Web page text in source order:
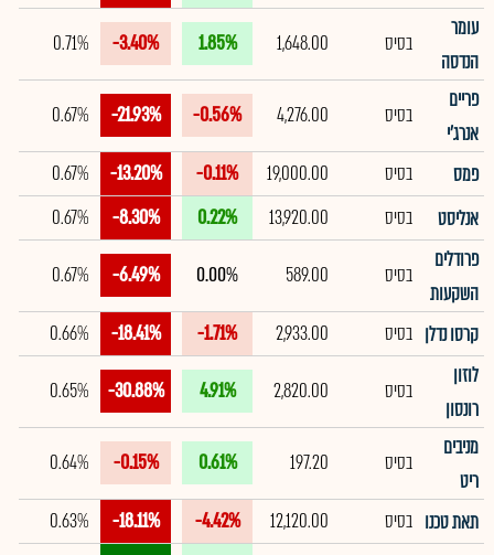
עומר
הנדסה
בסיס 1,648.00
1.85%
-3.40%
0.71%
פריים
אנרג'י
בסיס 4,276.00
-0.56%
-21.93%
0.67%
פמס בסיס 19,000.00
-0.11%
-13.20%
0.67%
אנליסט
בסיס 13,920.00
0.22%
-8.30%
0.67%
פרודלים
השקעות
בסיס 589.00
0.00%
-6.49%
0.67%
קרסו נדלן בסיס 2,933.00
-1.71%
-18.41%
0.66%
לוזון
רונסון
בסיס 2,820.00
4.91%
-30.88%
0.65%
מניבים
ריט
בסיס 197.20
0.61%
-0.15%
0.64%
תאת טכנו בסיס 12,120.00
-4.42%
-18.11%
0.63%